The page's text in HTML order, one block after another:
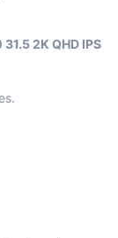
2K QHD IPS